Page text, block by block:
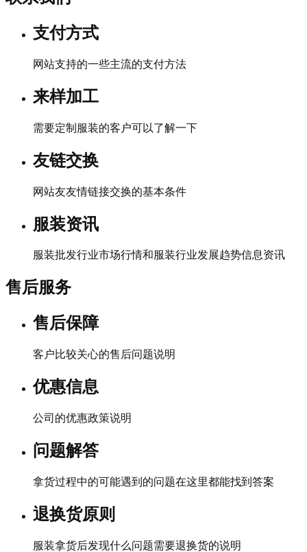
支付方式
网站支持的一些主流的支付方法
来样加工
需要定制服装的客户可以了解一下
友链交换
网站友友情链接交换的基本条件
服装资讯
服装批发行业市场行情和服装行业发展趋势信息资讯
售后服务
售后保障
客户比较关心的售后问题说明
优惠信息
公司的优惠政策说明
问题解答
拿货过程中的可能遇到的问题在这里都能找到答案
退换货原则
服装拿货后发现什么问题需要退换货的说明